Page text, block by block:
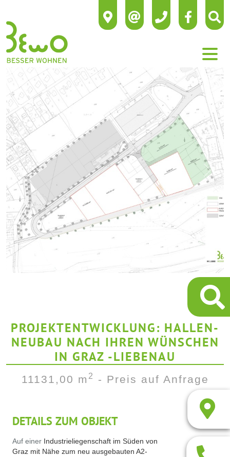
Previous Next
PROJEKTENTWICKLUNG: HALLEN-
NEUBAU NACH IHREN WÜNSCHEN
IN GRAZ -LIEBENAU
11131,00 m 2 - Preis auf Anfrage
DETAILS ZUM OBJEKT
Auf einer Industrieliegenschaft im Süden von
Graz mit Nähe zum neu ausgebauten A2-